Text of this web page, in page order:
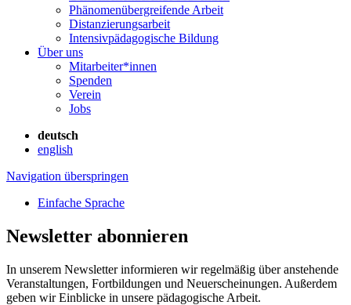
Phänomenüber­greifende Arbeit
Distanzierungsarbeit
Intensivpädagogische Bildung
Über uns
Mitarbeiter*innen
Spenden
Verein
Jobs
deutsch
english
Navigation überspringen
Einfache Sprache
Newsletter abonnieren
In unserem Newsletter informieren wir regelmäßig über anstehende
Veranstaltungen, Fortbildungen und Neuerscheinungen. Außerdem
geben wir Einblicke in unsere pädagogische Arbeit.